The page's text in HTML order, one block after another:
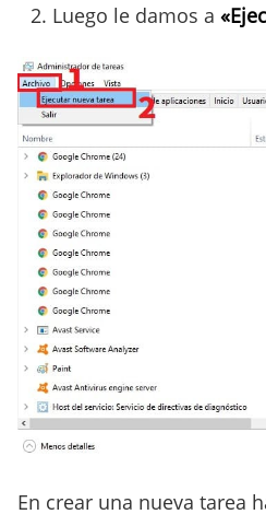
Luego le damos a
En crear una nueva tarea